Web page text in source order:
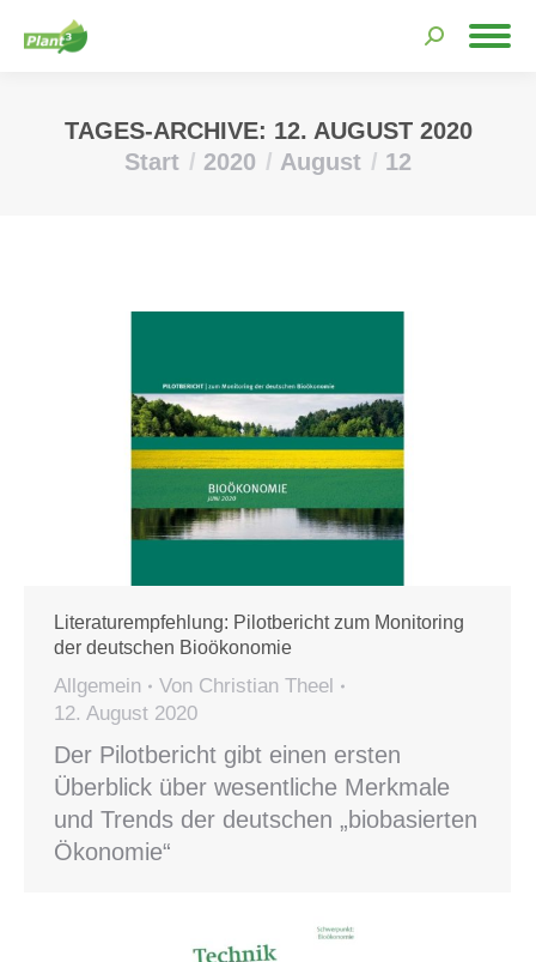
Search:
TAGES-ARCHIVE: 12. AUGUST 2020
Sie befinden sich hier:
Start 2020 August 12
Literaturempfehlung: Pilotbericht zum Monitoring
der deutschen Bioökonomie
Allgemein Von Christian Theel
12. August 2020
Der Pilotbericht gibt einen ersten
Überblick über wesentliche Merkmale
und Trends der deutschen „biobasierten
Ökonomie“